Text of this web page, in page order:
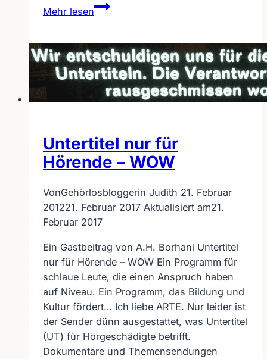
Mehr lesen
Untertitel
bei
Wiener
Staatsoper
Livestreaming
Untertitel nur für
Hörende – WOW
VonGehörlosbloggerin Judith 21. Februar
201221. Februar 2017 Aktualisiert am21.
Februar 2017
Ein Gastbeitrag von A.H. Borhani Untertitel
nur für Hörende – WOW Ein Programm für
schlaue Leute, die einen Anspruch haben
auf Niveau. Ein Programm, das Bildung und
Kultur fördert… Ich liebe ARTE. Nur leider ist
der Sender dünn ausgestattet, was Untertitel
(UT) für Hörgeschädigte betrifft.
Dokumentare und Themensendungen